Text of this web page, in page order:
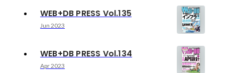
WEB+DB PRESS Vol.135
Jun 2023
WEB+DB PRESS Vol.134
Apr 2023